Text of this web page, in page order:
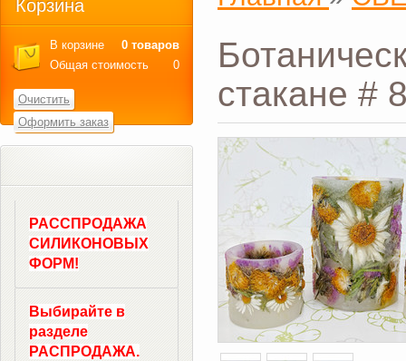
стакане #
Корзина
В корзине
0 товаров
Общая стоимость
0
Очистить
Оформить заказ
РАССПРОДАЖА
СИЛИКОНОВЫХ
ФОРМ!
Выбирайте в
разделе
РАСПРОДАЖА.